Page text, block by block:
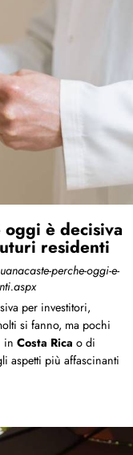
oggi è decisiva
residenti
perche-oggi-e-
per investitori,
si fanno, ma pochi
in Costa Rica o di
aspetti più affascinanti